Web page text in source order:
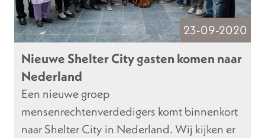
23-09-2020
Nieuwe Shelter City gasten komen naar
Nederland
Een nieuwe groep
mensenrechtenverdedigers komt binnenkort
naar Shelter City in Nederland. Wij kijken er